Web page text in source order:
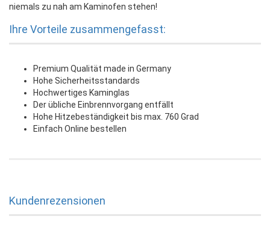
niemals zu nah am Kaminofen stehen!
Ihre Vorteile zusammengefasst:
Premium Qualität made in Germany
Hohe Sicherheitsstandards
Hochwertiges Kaminglas
Der übliche Einbrennvorgang entfällt
Hohe Hitzebeständigkeit bis max. 760 Grad
Einfach Online bestellen
Kundenrezensionen